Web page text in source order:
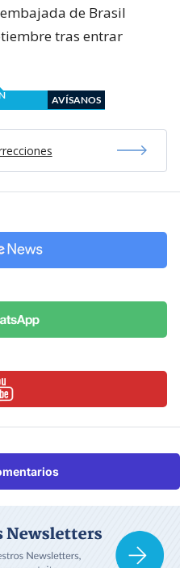
de Brasil
tras entrar
AVÍSANOS